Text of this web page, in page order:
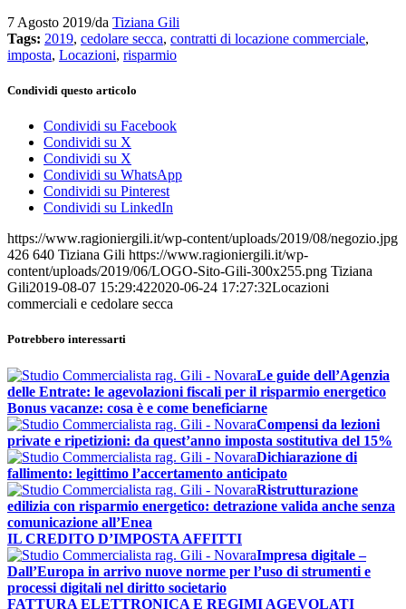
7 Agosto 2019/da Tiziana Gili
Tags: 2019, cedolare secca, contratti di locazione commerciale,
imposta, Locazioni, risparmio
Condividi questo articolo
Condividi su Facebook
Condividi su X
Condividi su X
Condividi su WhatsApp
Condividi su Pinterest
Condividi su LinkedIn
https://www.ragioniergili.it/wp-content/uploads/2019/08/negozio.jpg
426 640 Tiziana Gili https://www.ragioniergili.it/wp-
content/uploads/2019/06/LOGO-Sito-Gili-300x255.png Tiziana
Gili2019-08-07 15:29:422020-06-24 17:27:32Locazioni
commerciali e cedolare secca
Potrebbero interessarti
Le guide dell’Agenzia
delle Entrate: le agevolazioni fiscali per il risparmio energetico
Bonus vacanze: cosa è e come beneficiarne
Compensi da lezioni
private e ripetizioni: da quest’anno imposta sostitutiva del 15%
Dichiarazione di
fallimento: legittimo l’accertamento anticipato
Ristrutturazione
edilizia con risparmio energetico: detrazione valida anche senza
comunicazione all’Enea
IL CREDITO D’IMPOSTA AFFITTI
Impresa digitale –
Dall’Europa in arrivo nuove norme per l’uso di strumenti e
processi digitali nel diritto societario
FATTURA ELETTRONICA E REGIMI AGEVOLATI